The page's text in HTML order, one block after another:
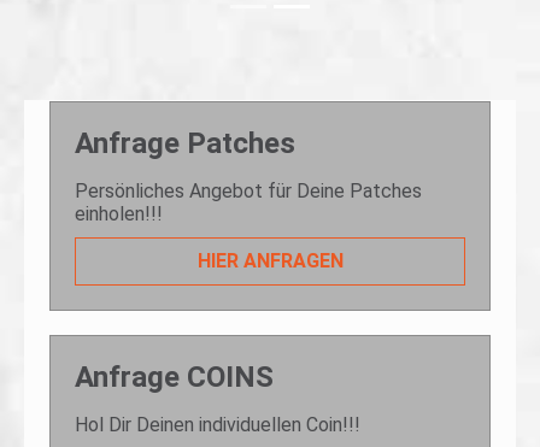
Anfrage Patches
Persönliches Angebot für Deine Patches
einholen!!!
HIER ANFRAGEN
Anfrage COINS
Hol Dir Deinen individuellen Coin!!!